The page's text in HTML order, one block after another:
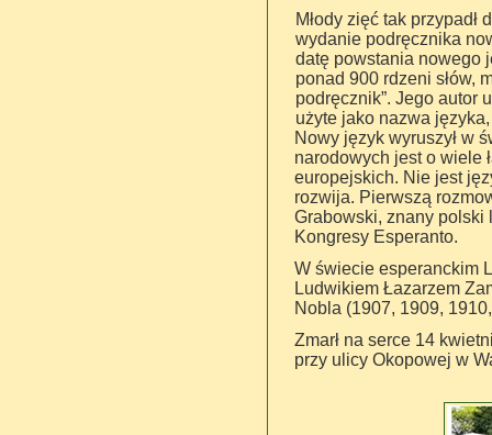
Młody zięć tak
wydanie podręcznika
datę powstania nowego
ponad 900 rdzeni słów,
podręcznik”. Jego autor
użyte jako nazwa
Nowy język wyruszył w
narodowych jest o wiele
europejskich. Nie jest
rozwija. Pierwszą
Grabowski, znany polski
Kongresy Esperanto.
W świecie esperanckim
Ludwikiem Łazarzem
Nobla (1907, 1909,
Zmarł na serce 14
przy ulicy Okopowej w